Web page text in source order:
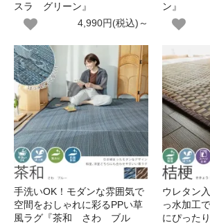
スラ グリーン』
4,990円(税込)～
ン』
手洗いOK！モダンな雰囲気で
空間をおしゃれに彩るPPい草
風ラグ『茶和 さわ ブル
ウレタン
っ水加工
にぴった